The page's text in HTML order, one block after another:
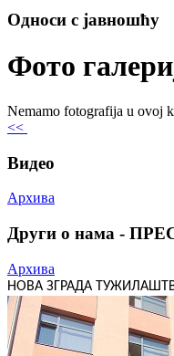
Односи с јавношћу
Фото
Nemamo fotografija u ovoj
<<
Видео
Архива
Други о нама -
Архива
НОВА ЗГРАДА